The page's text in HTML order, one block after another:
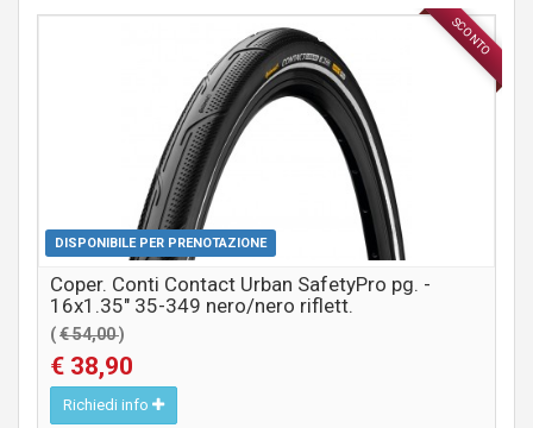
SCONTO
DISPONIBILE PER PRENOTAZIONE
COMPONENTI MTB / CITY
Coper. Conti Contact Urban SafetyPro pg. -
16x1.35" 35-349 nero/nero riflett.
(€ 54,00)
€ 38,90
Richiedi info